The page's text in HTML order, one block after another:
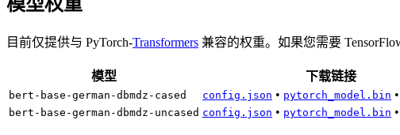
目前仅提供与 PyTorch-Transformers 兼容的权重。如果您需要
模型 下载链接
bert-base-german-dbmdz-cased config.json • pytorch_model.bin •
bert-base-german-dbmdz-uncased config.json • pytorch_model.bin •